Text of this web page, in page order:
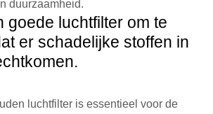
duurzaamheid.
goede luchtfilter om te
er schadelijke stoffen in
luchtfilter is essentieel voor de